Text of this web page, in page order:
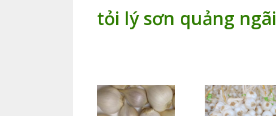
tỏi lý sơn quảng ngãi